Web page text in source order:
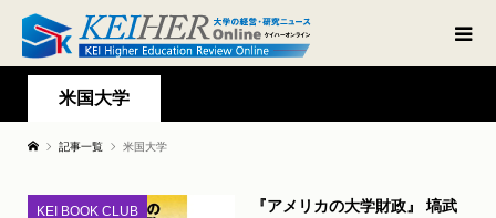
米国大学
記事一覧 米国大学
KEI BOOK CLUB
『アメリカの大学財政』 塙武